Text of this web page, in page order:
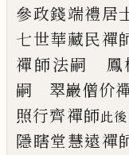
參政錢端禮居
七世華藏民禪
禪師法嗣
鳳
嗣 翠巖僧价
照行齊禪師此
隱瞎堂慧遠禪